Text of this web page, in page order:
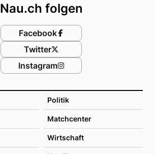
Politik
Matchcenter
Wirtschaft
Nau.ch folgen
Facebook
Twitter
Instagram